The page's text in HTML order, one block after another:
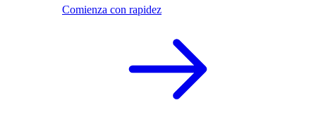
Comienza con rapidez